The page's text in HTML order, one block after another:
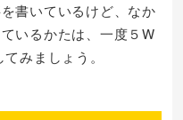
書いているけど、なか
いるかたは、一度５W
みましょう。